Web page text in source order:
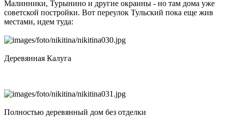
Малинники, Турынино и другие окраины - но там дома уже
советской постройки. Вот переулок Тульский пока еще жив
местами, идем туда:
Деревянная Калуга
Полностью деревянный дом без отделки